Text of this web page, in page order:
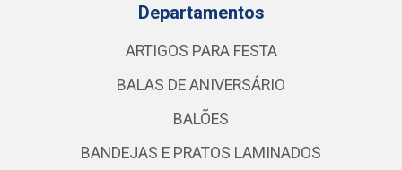
Departamentos
ARTIGOS PARA FESTA
BALAS DE ANIVERSÁRIO
BALÕES
BANDEJAS E PRATOS LAMINADOS